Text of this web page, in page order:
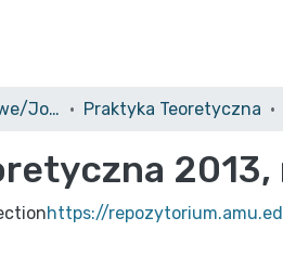
Czasopisma naukowe/Journals Praktyka Teoretyczna
2013,
https://